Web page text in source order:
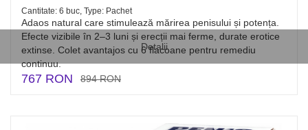
Detalii
Cantitate: 6 buc, Type: Pachet
Adaos natural care stimulează mărirea penisului și potența.
Efecte vizibile în 2–3 luni și erecții mai ferme, durate erotice
extinse. Colet avantajos cu 6 flacoane pentru remediu
continuu.
767 RON 894 RON